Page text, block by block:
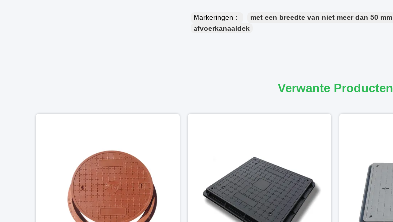
Markeringen： met een breedte van niet meer dan 50 mm
afvoerkanaaldek
Verwante Producten